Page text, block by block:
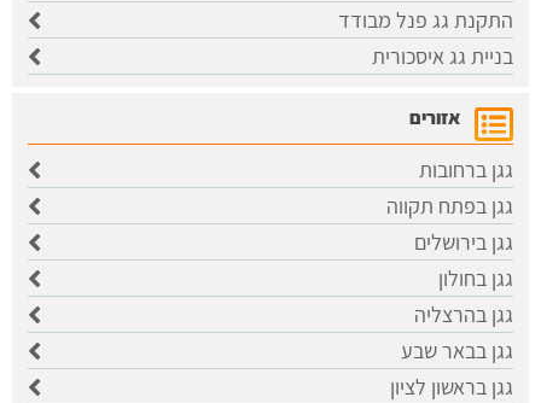
התקנת גג פנל מבודד
בניית גג איסכורית
אזורים
גגן ברחובות
גגן בפתח תקווה
גגן בירושלים
גגן בחולון
גגן בהרצליה
גגן בבאר שבע
גגן בראשון לציון